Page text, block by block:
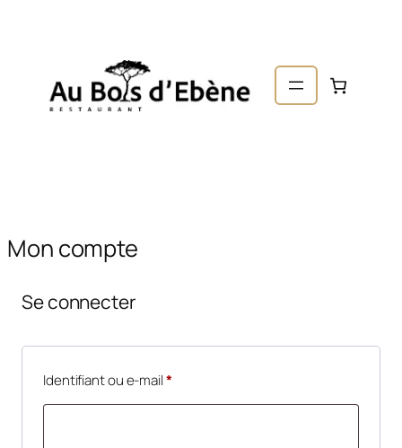
Mon compte
Se connecter
Identifiant ou e-mail*Obligatoire